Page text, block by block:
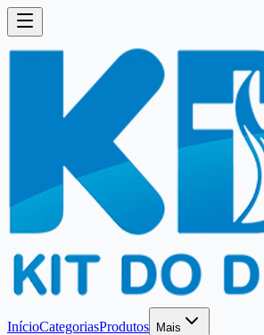
InícioCategoriasProdutos Mais